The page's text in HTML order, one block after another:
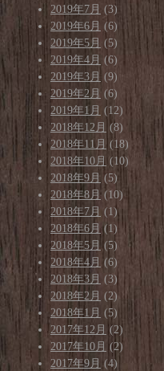
2019年7月 (3)
2019年6月 (6)
2019年5月 (5)
2019年4月 (6)
2019年3月 (9)
2019年2月 (6)
2019年1月 (12)
2018年12月 (8)
2018年11月 (18)
2018年10月 (10)
2018年9月 (5)
2018年8月 (10)
2018年7月 (1)
2018年6月 (1)
2018年5月 (5)
2018年4月 (6)
2018年3月 (3)
2018年2月 (2)
2018年1月 (5)
2017年12月 (2)
2017年10月 (2)
2017年9月 (4)